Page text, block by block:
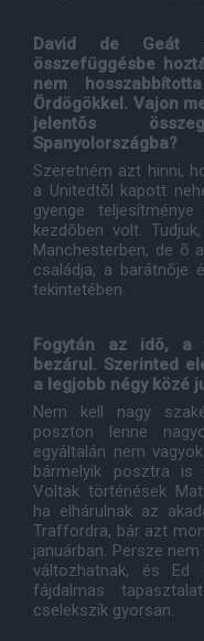
David de Geát
összefüggésbe
nem
Ördögökkel. Vajon
jelentõs
Spanyolországba?
Szeretném azt hinni,
a Unitedtõl kapott
gyenge
kezdõben volt.
Manchesterben, de õ
családja, a barátnõje
tekintetében.
Fogytán az idõ, a
bezárul. Szerinted
a legjobb négy közé
Nem kell nagy
poszton lenne
egyáltalán nem
bármelyik posztra is
Voltak történések
ha elhárulnak az
Traffordra, bár azt
januárban. Persze
változhatnak, és Ed
fájdalmas
cselekszik gyorsan.